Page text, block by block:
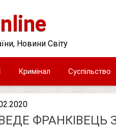
Новини Світу
Кримінал Суспільство